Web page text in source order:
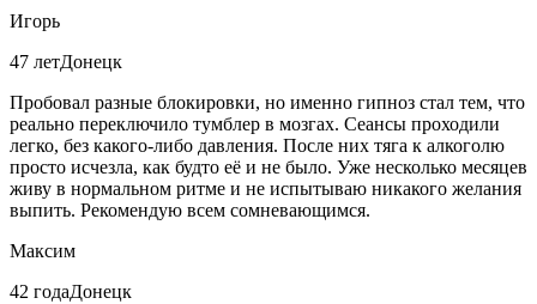
Игорь
47 летДонецк
Пробовал разные блокировки, но именно гипноз стал тем, что
реально переключило тумблер в мозгах. Сеансы проходили
легко, без какого-либо давления. После них тяга к алкоголю
просто исчезла, как будто её и не было. Уже несколько месяцев
живу в нормальном ритме и не испытываю никакого желания
выпить. Рекомендую всем сомневающимся.
Максим
42 годаДонецк